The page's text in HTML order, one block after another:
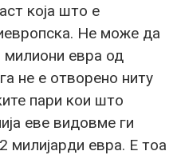
која што е
Не може да
евра од
не е отворено ниту
пари кои што
еве видовме ги
милијарди евра. Е тоа